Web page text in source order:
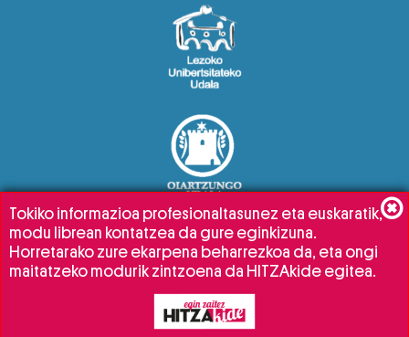
Tokiko informazioa profesionaltasunez eta euskaratik,
modu librean kontatzea da gure eginkizuna.
Horretarako zure ekarpena beharrezkoa da, eta ongi
maitatzeko modurik zintzoena da HITZAkide egitea.